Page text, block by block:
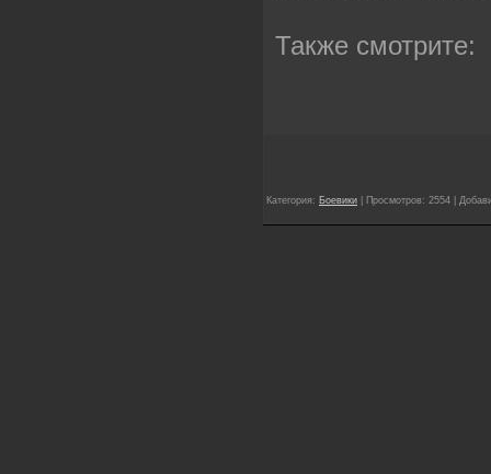
Также смотрите:
Категория: Боевики | Просмотров: 2554 |